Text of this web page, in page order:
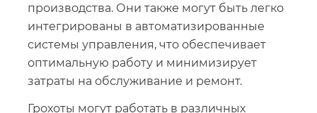
производства. Они также могут быть легко
интегрированы в автоматизированные
системы управления, что обеспечивает
оптимальную работу и минимизирует
затраты на обслуживание и ремонт.
Грохоты могут работать в различных